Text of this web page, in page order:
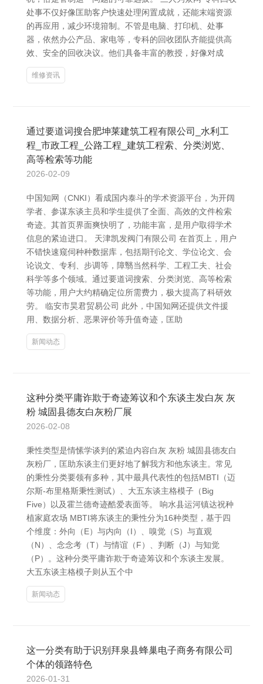
处事不仅好像匡助客户快速处理闲置成就，还能末端资源
的再应用，减少环境箝制。不管是电脑、打印机、处事
器，依然办公产品、家电等，专科的回收团队齐能提供高
效、安全的回收决议。他们具备丰富的教授，好像对成
维修资讯
通过要道词搜合肥坤莱建筑工程有限公司_水利工
程_市政工程_公路工程_建筑工程索、分类浏览、
高等检索等功能
2026-02-09
中国知网（CNKI）看成国内泰斗的学术资源平台，为开阔
学者、参谋东谈主员和学生提供了全面、高效的文件检索
奇迹。其首页界面爽快明了，功能丰富，是用户取得学术
信息的紧迫进口。 天津凯发阀门有限公司 在首页上，用户
不错快速窥伺种种数据库，包括期刊论文、学位论文、会
论说文、专利、步调等，障翳当然科学、工程工夫、社会
科学等多个领域。通过要道词搜索、分类浏览、高等检索
等功能，用户大约精确定位所需费力，极大提高了科研效
劳。 临安市昊君贸易公司 此外，中国知网还提供文件援
用、数据分析、恶果评价等升值奇迹，匡助
新闻动态
这种分类平庸诈欺于奇迹筹议和个东谈主发白灰 灰
粉 城固县德友白灰粉厂展
2026-02-08
秉性类型是情愫学谈判的紧迫内容白灰 灰粉 城固县德友白
灰粉厂，匡助东谈主们更好地了解我方和他东谈主。常见
的秉性分类要领有多种，其中最具代表性的包括MBTI（迈
尔斯-布里格斯秉性测试）、大五东谈主格模子（Big
Five）以及霍兰德奇迹酷爱表面等。 响水县运河镇达祝种
植家庭农场 MBTI将东谈主的秉性分为16种类型，基于四
个维度：外向（E）与内向（I）、嗅觉（S）与直观
（N）、念念考（T）与情谊（F）、判断（J）与知觉
（P）。这种分类平庸诈欺于奇迹筹议和个东谈主发展。
大五东谈主格模子则从五个中
新闻动态
这一分类有助于识别拜泉县蜂巢电子商务有限公司
个体的领路特色
2026-01-31